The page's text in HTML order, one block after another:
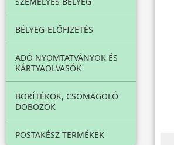
BÉLYEG-ELŐFIZETÉS
ADÓ NYOMTATVÁNYOK ÉS
KÁRTYAOLVASÓK
BORÍTÉKOK, CSOMAGOLÓ
DOBOZOK
POSTAKÉSZ TERMÉKEK